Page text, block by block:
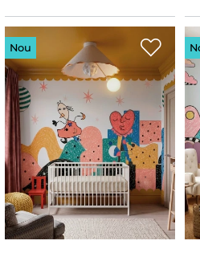
Nou